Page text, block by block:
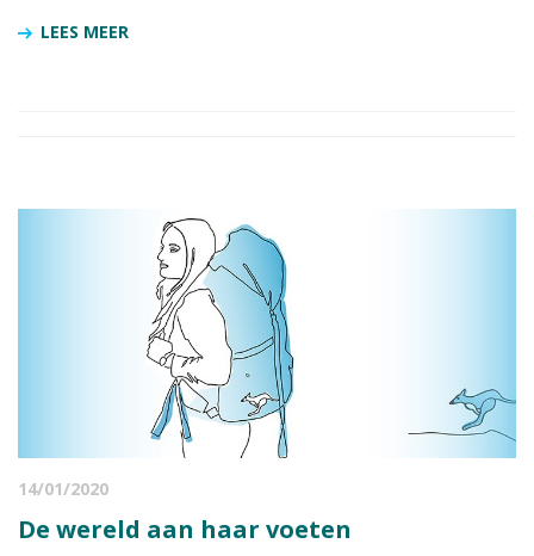
LEES MEER
14/01/2020
De wereld aan haar voeten